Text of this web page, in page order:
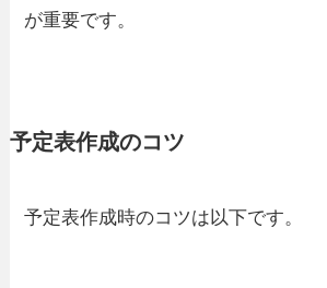
が重要です。
予定表作成のコツ
予定表作成時のコツは以下です。